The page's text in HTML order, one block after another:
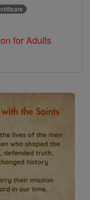
for Adults